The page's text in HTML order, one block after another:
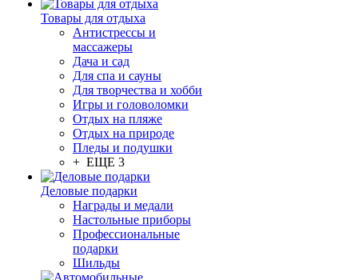
Товары для отдыха
Антистрессы и
массажеры
Дача и сад
Для спа и сауны
Для творчества и хобби
Игры и головоломки
Отдых на пляже
Отдых на природе
Пледы и подушки
+ ЕЩЕ 3
Деловые подарки
Награды и медали
Настольные приборы
Профессиональные
подарки
Шильды